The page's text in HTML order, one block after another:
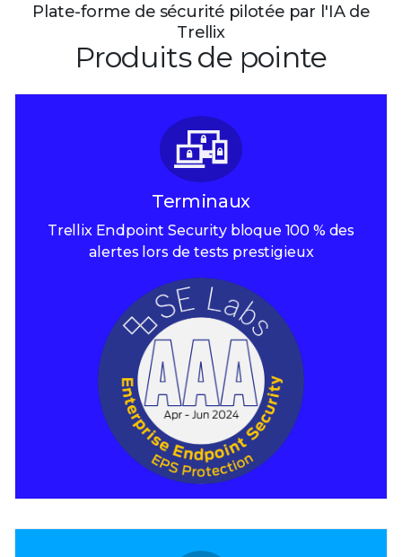
Plate-forme de sécurité pilotée par l'IA de
Trellix
Produits de pointe
Terminaux
Trellix Endpoint Security bloque 100 % des
alertes lors de tests prestigieux